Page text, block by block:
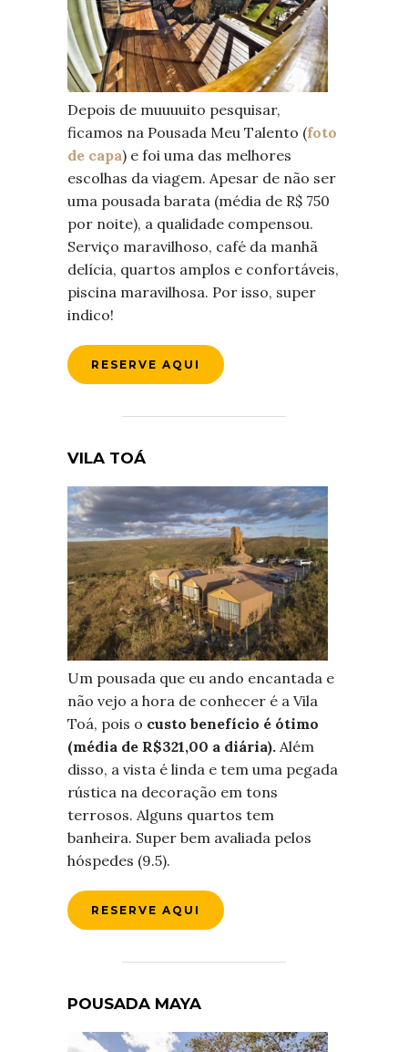
Depois de muuuuito pesquisar,
ficamos na Pousada Meu Talento (foto
de capa) e foi uma das melhores
escolhas da viagem. Apesar de não ser
uma pousada barata (média de R$ 750
por noite), a qualidade compensou.
Serviço maravilhoso, café da manhã
delícia, quartos amplos e confortáveis,
piscina maravilhosa. Por isso, super
indico!
RESERVE AQUI
VILA TOÁ
Um pousada que eu ando encantada e
não vejo a hora de conhecer é a Vila
Toá, pois o custo benefício é ótimo
(média de R$321,00 a diária). Além
disso, a vista é linda e tem uma pegada
rústica na decoração em tons
terrosos. Alguns quartos tem
banheira. Super bem avaliada pelos
hóspedes (9.5).
RESERVE AQUI
POUSADA MAYA